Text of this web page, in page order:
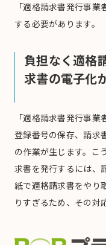
「適格請求書発行事
する必要があります。
負担なく適格
求書の電子化
「適格請求書発行事
登録番号の保存、請求
の作業が生じます。こ
求書を発行するには、
紙で適格請求書をやり
りすぎるため、その対